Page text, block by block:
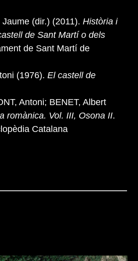
(dir.) (2011). Història i
de Sant Martí o dels
de Sant Martí de
(1976). El castell de
Antoni; BENET, Albert
romànica. Vol. III, Osona II.
Catalana